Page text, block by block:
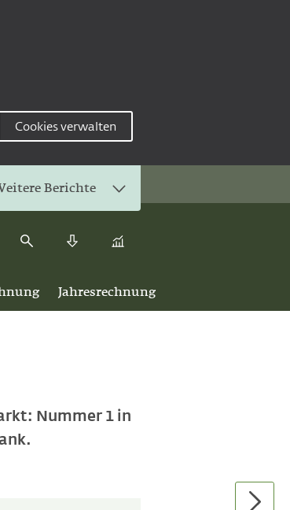
Cookies verwalten
Berichte
Jahresrechnung
Nummer 1 in